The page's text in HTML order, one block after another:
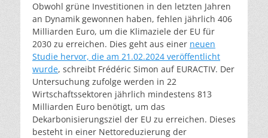
Obwohl grüne Investitionen in den letzten Jahren
an Dynamik gewonnen haben, fehlen jährlich 406
Milliarden Euro, um die Klimaziele der EU für
2030 zu erreichen. Dies geht aus einer neuen
Studie hervor, die am 21.02.2024 veröffentlicht
wurde, schreibt Frédéric Simon auf EURACTIV. Der
Untersuchung zufolge werden in 22
Wirtschaftssektoren jährlich mindestens 813
Milliarden Euro benötigt, um das
Dekarbonisierungsziel der EU zu erreichen. Dieses
besteht in einer Nettoreduzierung der